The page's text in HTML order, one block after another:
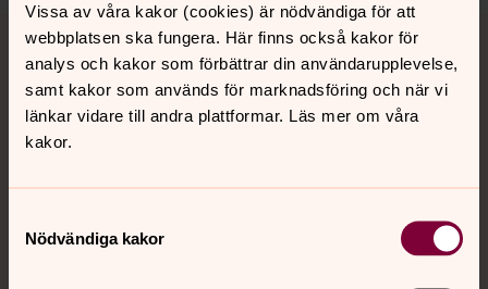
Vissa av våra kakor (cookies) är nödvändiga för att
webbplatsen ska fungera. Här finns också kakor för
analys och kakor som förbättrar din användarupplevelse,
samt kakor som används för marknadsföring och när vi
länkar vidare till andra plattformar. Läs mer om våra
kakor.
Nödvändiga kakor
Tillbaka till toppen
Tillbaka till innehållet
Kontakt